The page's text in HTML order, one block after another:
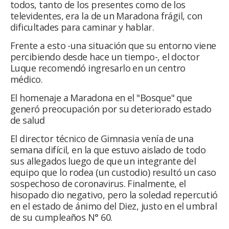
todos, tanto de los presentes como de los
televidentes, era la de un Maradona frágil, con
dificultades para caminar y hablar.
Frente a esto -una situación que su entorno viene
percibiendo desde hace un tiempo-, el doctor
Luque recomendó ingresarlo en un centro
médico.
El homenaje a Maradona en el "Bosque" que
generó preocupación por su deteriorado estado
de salud
El director técnico de Gimnasia venía de una
semana difícil, en la que estuvo aislado de todo
sus allegados luego de que un integrante del
equipo que lo rodea (un custodio) resultó un caso
sospechoso de coronavirus. Finalmente, el
hisopado dio negativo, pero la soledad repercutió
en el estado de ánimo del Diez, justo en el umbral
de su cumpleaños N° 60.